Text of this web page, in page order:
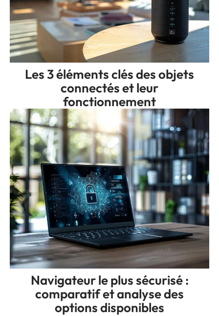
Les 3 éléments clés des objets
connectés et leur
fonctionnement
Navigateur le plus sécurisé :
comparatif et analyse des
options disponibles